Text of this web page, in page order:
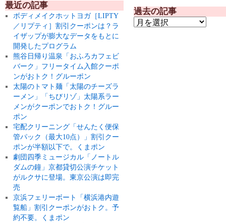
最近の記事
ボディメイクホットヨガ［LIPTY
／リプティ］割引クーポンは？ラ
イザップが膨大なデータをもとに
開発したプログラム
熊谷日帰り温泉「おふろカフェビ
バーク」フリータイム入館クーポ
ンがおトク！グルーポン
太陽のトマト麺「太陽のチーズラ
ーメン」「ちびリゾ」太陽系ラー
メンがクーポンでおトク！グルー
ポン
宅配クリーニング「せんたく便保
管パック（最大10点）」割引クー
ポンが半額以下で。くまポン
劇団四季ミュージカル「ノートル
ダムの鐘」京都貸切公演チケット
がルクサに登場。東京公演は即完
売
京浜フェリーボート「横浜港内遊
覧船」割引クーポンがおトク。予
約不要。くまポン
過去の記事